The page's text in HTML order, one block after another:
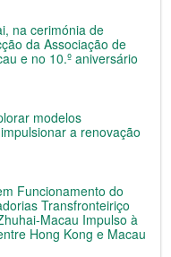
na cerimónia de
da Associação de
e no 10.º aniversário
modelos
a renovação
Funcionamento do
Transfronteiriço
Macau Impulso à
Hong Kong e Macau